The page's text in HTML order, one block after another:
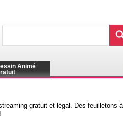
Animé
gratuit et légal. Des feuilletons à